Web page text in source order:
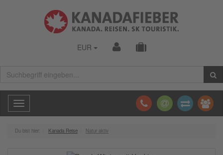
EUR
Toggle
navigation
Du bist hier: Kanada Reise Natur aktiv